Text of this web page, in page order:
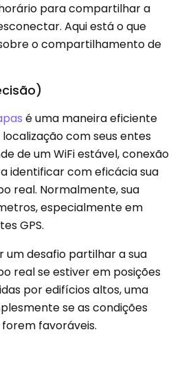
para compartilhar a
Aqui está o que
o compartilhamento de
é uma maneira eficiente
com seus entes
de um WiFi estável, conexão
identificar com eficácia sua
real. Normalmente, sua
especialmente em
GPS.
um desafio partilhar a sua
real se estiver em posições
por edifícios altos, uma
se as condições
favoráveis.